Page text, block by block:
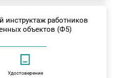
работников
объектов (Ф5)
Удостоверение